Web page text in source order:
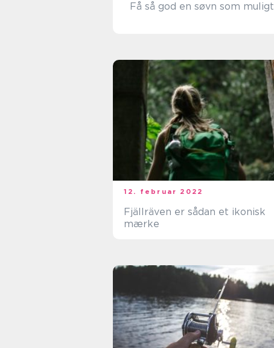
Få så god en søvn som muligt
12. februar 2022
Fjällräven er sådan et ikonisk
mærke